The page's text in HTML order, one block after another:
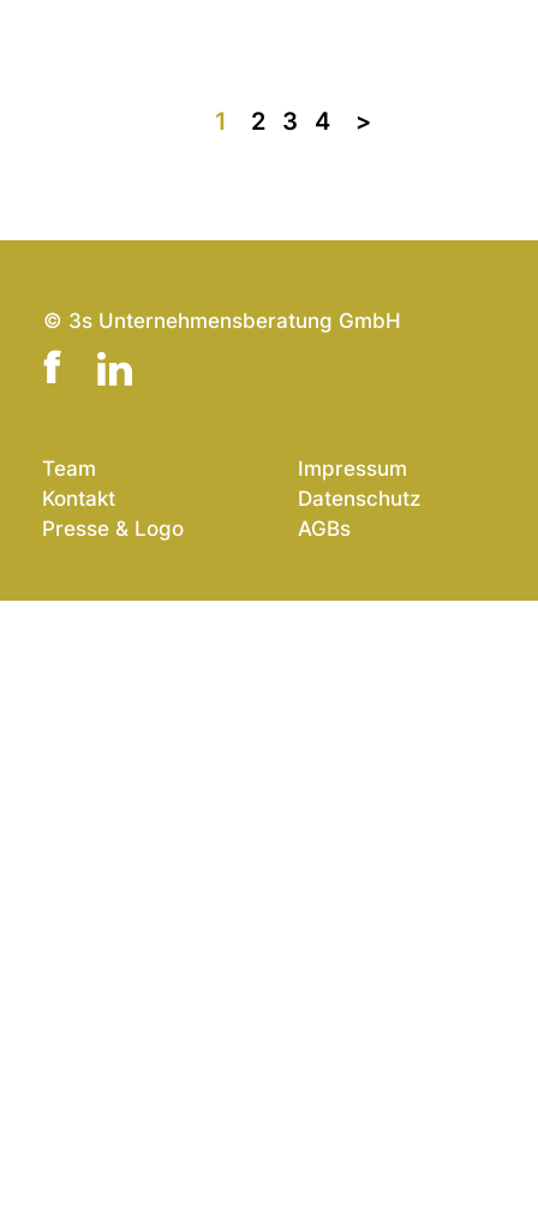
1 2 3 4 >>
© 3s Unternehmensberatung GmbH
Team
Kontakt
Presse & Logo
Impressum
Datenschutz
AGBs